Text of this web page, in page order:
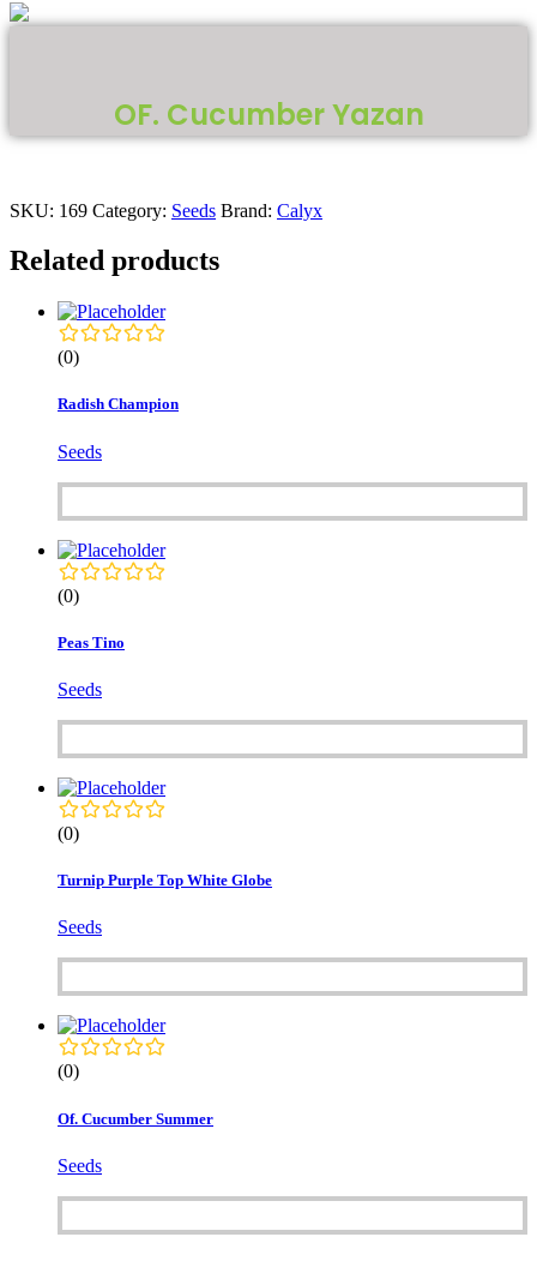
OF. Cucumber Yazan
SKU: 169 Category: Seeds Brand: Calyx
Related products
(0)
Radish Champion
Seeds
(0)
Peas Tino
Seeds
(0)
Turnip Purple Top White Globe
Seeds
(0)
Of. Cucumber Summer
Seeds